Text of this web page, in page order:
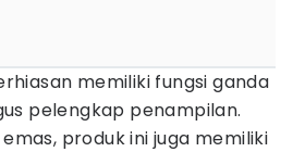
memiliki fungsi ganda
pelengkap penampilan.
produk ini juga memiliki